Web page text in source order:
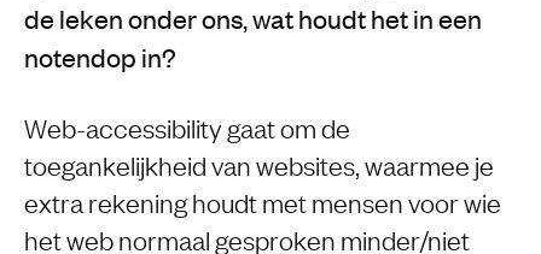
de leken onder ons, wat houdt het in een
notendop in?
Web-accessibility gaat om de
toegankelijkheid van websites, waarmee je
extra rekening houdt met mensen voor wie
het web normaal gesproken minder/niet